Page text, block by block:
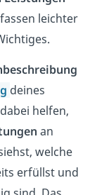
leichter
deines
helfen,
an
siehst, welche
erfüllst und